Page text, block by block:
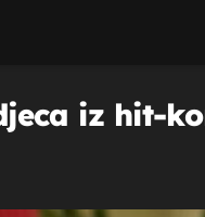
iz hit-